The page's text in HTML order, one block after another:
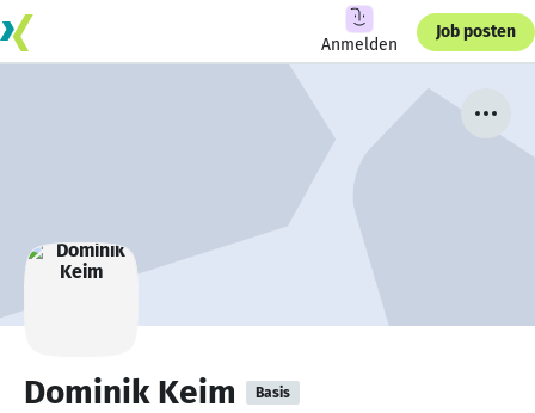
Anmelden
Job posten
Dominik Keim Basis